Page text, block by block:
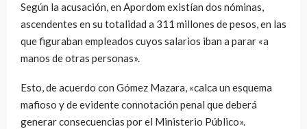
Según la acusación, en Apordom existían dos nóminas,
ascendentes en su totalidad a 311 millones de pesos, en las
que figuraban empleados cuyos salarios iban a parar «a
manos de otras personas».
Esto, de acuerdo con Gómez Mazara, «calca un esquema
mafioso y de evidente connotación penal que deberá
generar consecuencias por el Ministerio Público».